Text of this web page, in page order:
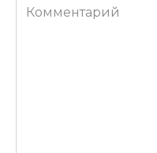
Комментарий